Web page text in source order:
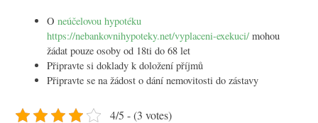
Oneúčelovou hypotéku
https://nebankovnihypoteky.net/vyplaceni-exekuci/ mohou
žádat pouze osoby od 18ti do 68 let
Připravte si doklady k doložení příjmů
Připravte se na žádost o dání nemovitosti do zástavy
4/5 - (3 votes)